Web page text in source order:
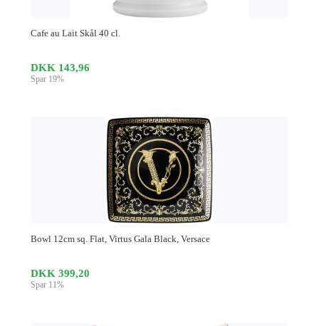
Cafe au Lait Skål 40 cl.
DKK 143,96
Spar 19%
Bowl 12cm sq. Flat, Virtus Gala Black, Versace
DKK 399,20
Spar 11%